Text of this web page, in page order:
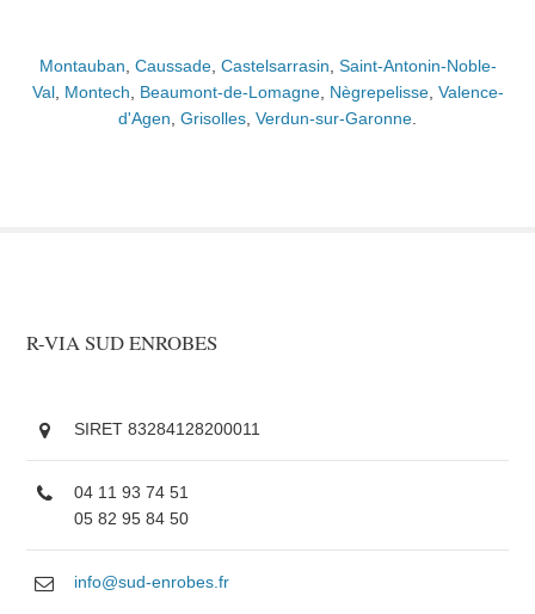
Montauban, Caussade, Castelsarrasin, Saint-Antonin-Noble-
Val, Montech, Beaumont-de-Lomagne, Nègrepelisse, Valence-
d'Agen, Grisolles, Verdun-sur-Garonne.
R-VIA SUD ENROBES
SIRET 83284128200011
04 11 93 74 51
05 82 95 84 50
info@sud-enrobes.fr